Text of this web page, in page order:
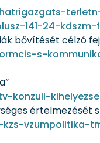
141-24-kdszm-
bővítését célzó
s-
konzuli-
értelmezését